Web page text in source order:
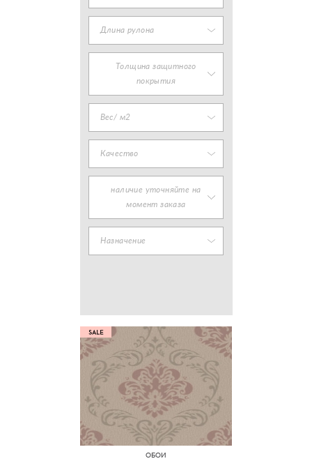
Длина рулона
Толщина защитного
покрытия
Вес/ м2
Качество
наличие уточняйте на
момент заказа
Назначение
ОБОИ